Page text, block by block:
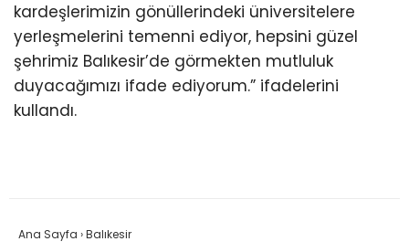
kardeşlerimizin gönüllerindeki üniversitelere
yerleşmelerini temenni ediyor, hepsini güzel
şehrimiz Balıkesir’de görmekten mutluluk
duyacağımızı ifade ediyorum.” ifadelerini
kullandı.
Ana Sayfa ›Balıkesir